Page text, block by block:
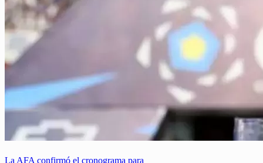
La AFA confirmó el cronograma para